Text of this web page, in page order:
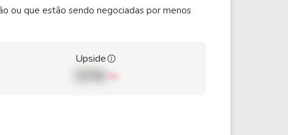
ou que estão sendo negociadas por menos
Upside
00%